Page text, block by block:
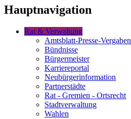
Hauptnavigation
Rat & Verwaltung
Amtsblatt-Presse-Vergaben
Bündnisse
Bürgermeister
Karriereportal
Neubürgerinformation
Partnerstädte
Rat - Gremien - Ortsrecht
Stadtverwaltung
Wahlen